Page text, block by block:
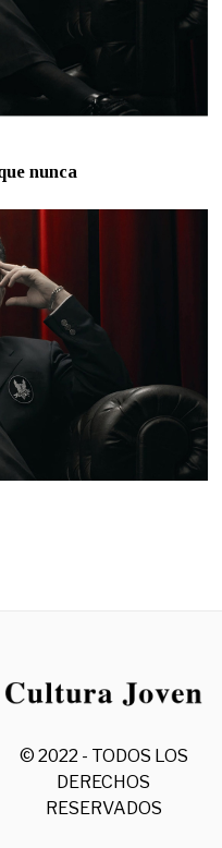
nunca
© 2022 - TODOS LOS
DERECHOS
RESERVADOS